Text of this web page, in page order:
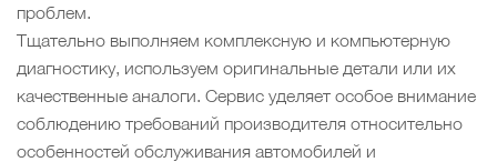
проблем.
Тщательно выполняем комплексную и компьютерную
диагностику, используем оригинальные детали или их
качественные аналоги. Сервис уделяет особое внимание
соблюдению требований производителя относительно
особенностей обслуживания автомобилей и